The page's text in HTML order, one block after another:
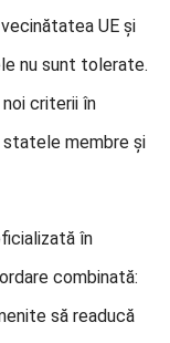
UE și
nu sunt tolerate.
criterii în
statele membre și
în
combinată:
să readucă